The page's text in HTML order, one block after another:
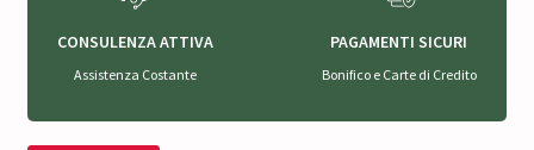
CONSULENZA ATTIVA
Assistenza Costante
PAGAMENTI SICURI
Bonifico e Carte di Credito